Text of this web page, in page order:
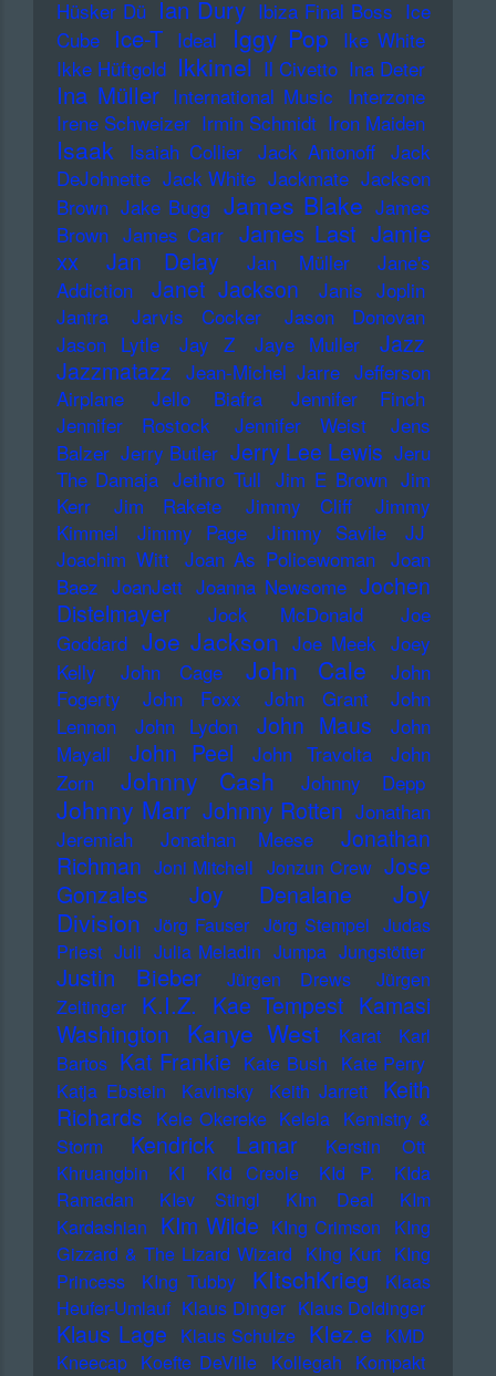
Hüsker Dü Ian Dury Ibiza Final Boss Ice
Cube
Ice-T Ideal Iggy Pop Ike White
Ikke Hüftgold Ikkimel Il Civetto Ina Deter
Ina Müller International Music Interzone
Irene Schweizer Irmin Schmidt Iron Maiden
Isaak Isaiah Collier Jack Antonoff Jack
DeJohnette Jack White Jackmate Jackson
Brown Jake Bugg James Blake James
Brown James Carr James Last Jamie
xx
Jan Delay Jan Müller
Jane's
Addiction
Janet Jackson
Janis Joplin
Jantra
Jarvis Cocker
Jason Donovan
Jason Lytle
Jay Z Jaye Muller
Jazz
Jazzmatazz Jean-Michel Jarre Jefferson
Airplane
Jello Biafra
Jennifer Finch
Jennifer Rostock
Jennifer Weist
Jens
Balzer Jerry Butler Jerry Lee Lewis Jeru
The Damaja Jethro Tull Jim E Brown Jim
Kerr
Jim Rakete Jimmy Cliff
Jimmy
Kimmel
Jimmy Page Jimmy Savile
JJ
Joachim Witt Joan As Policewoman Joan
Baez JoanJett Joanna Newsome Jochen
Distelmayer
Jock McDonald
Joe
Goddard Joe Jackson Joe Meek Joey
Kelly
John Cage John Cale
John
Fogerty
John Foxx John Grant
John
Lennon
John Lydon John Maus
John
Mayall
John Peel John Travolta
John
Zorn
Johnny Cash Johnny Depp
Johnny Marr Johnny Rotten Jonathan
Jeremiah
Jonathan Meese
Jonathan
Richman Joni Mitchell Jonzun Crew Jose
Gonzales
Joy Denalane
Joy
Division Jörg Fauser Jörg Stempel Judas
Priest Juli Julia Meladin Jumpa Jungstötter
Justin Bieber Jürgen Drews
Jürgen
Zeltinger
K.I.Z. Kae Tempest Kamasi
Washington
Kanye West Karat
Karl
Bartos Kat Frankie Kate Bush Kate Perry
Katja Ebstein
Kavinsky Keith Jarrett
Keith
Richards Kele Okereke Kelela Kemistry &
Storm
Kendrick Lamar
Kerstin Ott
Khruangbin
KI KId Creole KId P.
KIda
Ramadan
KIev Stingl KIm Deal
KIm
Kardashian KIm Wilde KIng Crimson KIng
Gizzard & The Lizard Wizard KIng Kurt KIng
Princess
KIng Tubby KItschKrieg
Klaas
Heufer-Umlauf Klaus Dinger Klaus Doldinger
Klaus Lage Klaus Schulze Klez.e KMD
Kneecap Koefte DeVille Kollegah Kompakt